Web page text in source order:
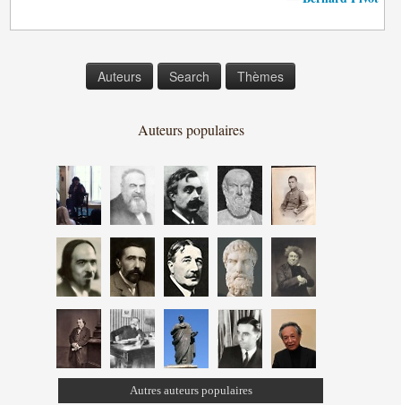
Auteurs Search Thèmes
Auteurs populaires
Autres auteurs populaires